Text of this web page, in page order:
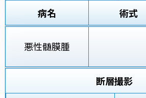
病名 術式
悪性髄膜腫
断層撮影